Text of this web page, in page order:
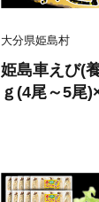
大分県姫島村
姫島車えび(
ｇ(4尾～5尾